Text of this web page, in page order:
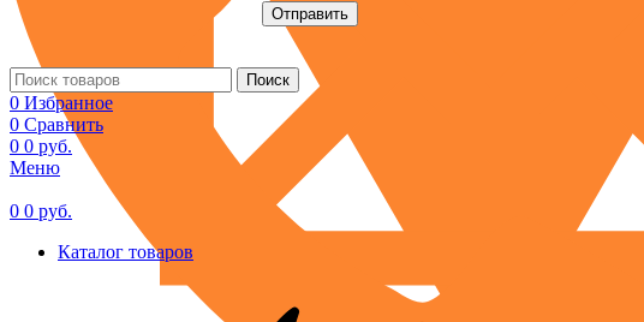
Поиск
0 Избранное
0 Сравнить
0 0 руб.
Меню
0 0 руб.
Каталог товаров